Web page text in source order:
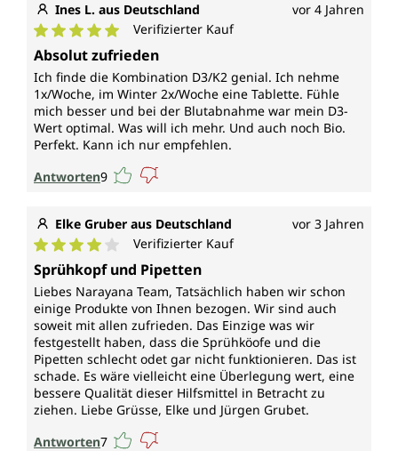
Ines L. aus Deutschland vor 4 Jahren
Durchschnittliche Bewertung von 5 von 5 Sternen
Verifizierter Kauf
Absolut zufrieden
Ich finde die Kombination D3/K2 genial. Ich nehme
1x/Woche, im Winter 2x/Woche eine Tablette. Fühle
mich besser und bei der Blutabnahme war mein D3-
Wert optimal. Was will ich mehr. Und auch noch Bio.
Perfekt. Kann ich nur empfehlen.
Antworten9
Elke Gruber aus Deutschland vor 3 Jahren
Durchschnittliche Bewertung von 4 von 5 Sternen
Verifizierter Kauf
Sprühkopf und Pipetten
Liebes Narayana Team, Tatsächlich haben wir schon
einige Produkte von Ihnen bezogen. Wir sind auch
soweit mit allen zufrieden. Das Einzige was wir
festgestellt haben, dass die Sprühköofe und die
Pipetten schlecht odet gar nicht funktionieren. Das ist
schade. Es wäre vielleicht eine Überlegung wert, eine
bessere Qualität dieser Hilfsmittel in Betracht zu
ziehen. Liebe Grüsse, Elke und Jürgen Grubet.
Antworten7